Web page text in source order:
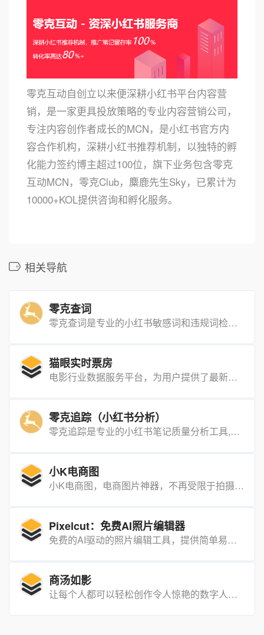
零克互动自创立以来便深耕小红书平台内容营
销，是一家更具投放策略的专业内容营销公司，
专注内容创作者成长的MCN，是小红书官方内
容合作机构，深耕小红书推荐机制，以独特的孵
化能力签约博主超过100位，旗下业务包含零克
互动MCN，零克Club，麋鹿先生Sky，已累计为
10000+KOL提供咨询和孵化服务。
相关导航
零克查词
零克查词是专业的小红书敏感词和违规词检测工具，同时具备抖音敏感词，快手敏感词，B站敏感词检测功能，是内容创作者的内容优化必备工具。
猫眼实时票房
电影行业数据服务平台，为用户提供了最新的电影票房信息、电影排片情况、观众评分和评论等在内的一系列专业电影行业数据分析详细数据。
零克追踪（小红书分析）
零克追踪​是专业的小红书笔记质量分析工具,可以对小红书笔记的推送人群,笔记的关键词和分类进行检测。
小K电商图
小K电商图，电商图片神器，不再受限于拍摄模特和拍摄地点，无需模特拍摄，减少成本。 提升效率，可定制专属 AI 模特，简单操作即可生成适合世界各地市场的AI模特和AI场景的电商图片。
Pixelcut：免费AI照片编辑器
免费的AI驱动的照片编辑工具，提供简单易用的界面和强大的功能，帮助用户快速生成高质量的产品照片和创意图片，无需专业摄影设备或技能。
商汤如影
让每个人都可以轻松创作令人惊艳的数字人短视频。通过数字人形象定制、声音克隆技术，能够生成出比拟真实人物的外貌、表情、动作和声音，并且通过AI文案功能快速生成企业宣传、网络营销文案，使创作效率得到更进一步的提升。